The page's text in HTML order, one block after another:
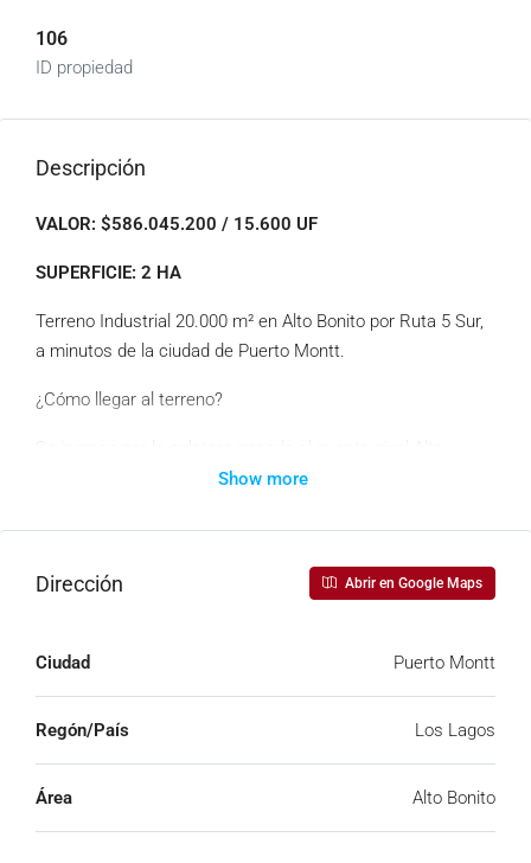
106
ID propiedad
Descripción
VALOR: $586.045.200 / 15.600 UF
SUPERFICIE: 2 HA
Terreno Industrial 20.000 m² en Alto Bonito por Ruta 5 Sur,
a minutos de la ciudad de Puerto Montt.
¿Cómo llegar al terreno?
Bonito, se ubica 800 m al interior aproximadamente, por
200 m de fondo.
Con factibilidad de luz trifásica y agua propia.
Con pago de contribuciones.
Show more
Dirección Abrir en Google Maps
Ciudad Puerto Montt
Regón/País Los Lagos
Área Alto Bonito